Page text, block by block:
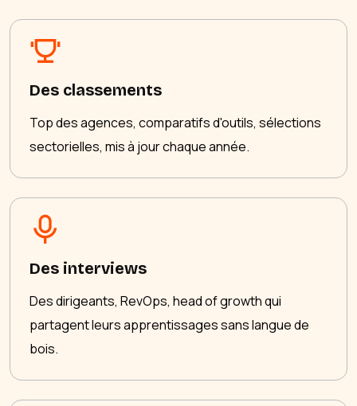
Des classements
Top des agences, comparatifs d'outils, sélections
sectorielles, mis à jour chaque année.
Des interviews
Des dirigeants, RevOps, head of growth qui
partagent leurs apprentissages sans langue de
bois.